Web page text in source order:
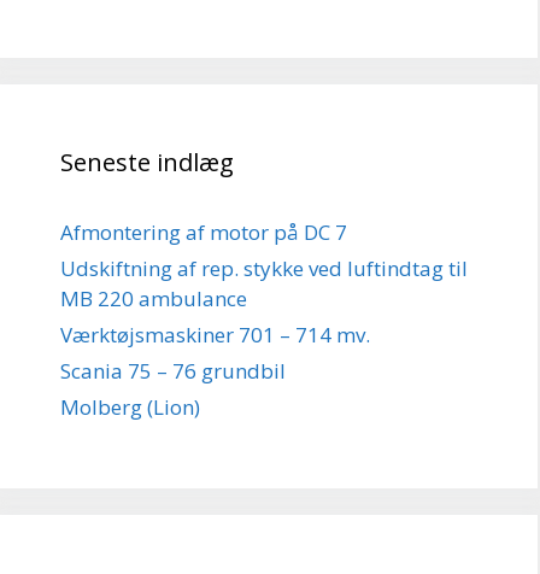
Seneste indlæg
Afmontering af motor på DC 7
Udskiftning af rep. stykke ved luftindtag til
MB 220 ambulance
Værktøjsmaskiner 701 – 714 mv.
Scania 75 – 76 grundbil
Molberg (Lion)